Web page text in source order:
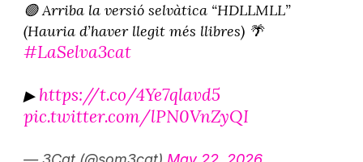
🟢 Arriba la versió selvàtica “HDLLMLL”
(Hauria d’haver llegit més llibres) 🌴
#LaSelva3cat
▶ https://t.co/4Ye7qlavd5
pic.twitter.com/lPN0VnZyQI